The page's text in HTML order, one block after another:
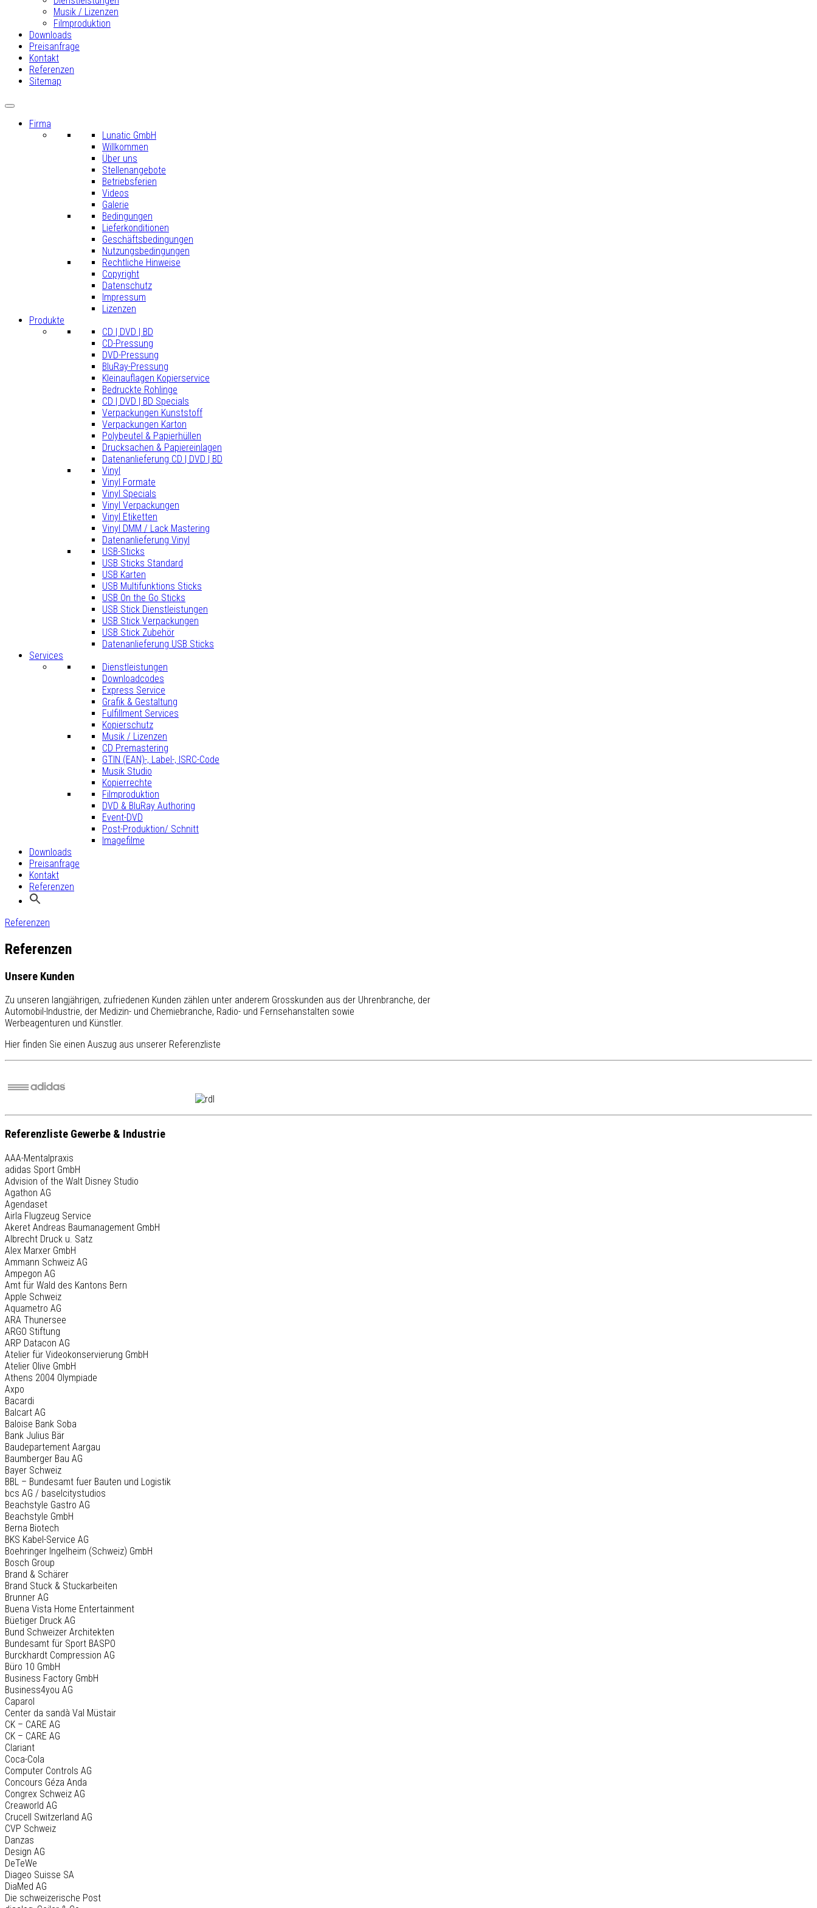
Musik / Lizenzen
Filmproduktion
Downloads
Preisanfrage
Kontakt
Referenzen
Sitemap
Firma
Lunatic GmbH
Willkommen
Über uns
Stellenangebote
Betriebsferien
Videos
Galerie
Bedingungen
Lieferkonditionen
Geschäftsbedingungen
Nutzungsbedingungen
Rechtliche Hinweise
Copyright
Datenschutz
Impressum
Lizenzen
Produkte
CD | DVD | BD
CD-Pressung
DVD-Pressung
BluRay-Pressung
Kleinauflagen Kopierservice
Bedruckte Rohlinge
CD | DVD | BD Specials
Verpackungen Kunststoff
Verpackungen Karton
Polybeutel & Papierhüllen
Drucksachen & Papiereinlagen
Datenanlieferung CD | DVD | BD
Vinyl
Vinyl Formate
Vinyl Specials
Vinyl Verpackungen
Vinyl Etiketten
Vinyl DMM / Lack Mastering
Datenanlieferung Vinyl
USB-Sticks
USB Sticks Standard
USB Karten
USB Multifunktions Sticks
USB On the Go Sticks
USB Stick Dienstleistungen
USB Stick Verpackungen
USB Stick Zubehör
Datenanlieferung USB Sticks
Services
Dienstleistungen
Downloadcodes
Express Service
Grafik & Gestaltung
Fulfillment Services
Kopierschutz
Musik / Lizenzen
CD Premastering
GTIN (EAN)-, Label-, ISRC-Code
Musik Studio
Kopierrechte
Filmproduktion
DVD & BluRay Authoring
Event-DVD
Post-Produktion/ Schnitt
Imagefilme
Downloads
Preisanfrage
Kontakt
Referenzen
Referenzen
Referenzen
Unsere Kunden
Zu unseren langjährigen, zufriedenen Kunden zählen unter anderem Grosskunden aus der Uhrenbranche, der
Automobil-Industrie, der Medizin- und Chemiebranche, Radio- und Fernsehanstalten sowie
Werbeagenturen und Künstler.
Hier finden Sie einen Auszug aus unserer Referenzliste
Referenzliste Gewerbe & Industrie
AAA-Mentalpraxis
adidas Sport GmbH
Advision of the Walt Disney Studio
Agathon AG
Agendaset
Airla Flugzeug Service
Akeret Andreas Baumanagement GmbH
Albrecht Druck u. Satz
Alex Marxer GmbH
Ammann Schweiz AG
Ampegon AG
Amt für Wald des Kantons Bern
Apple Schweiz
Aquametro AG
ARA Thunersee
ARGO Stiftung
ARP Datacon AG
Atelier für Videokonservierung GmbH
Atelier Olive GmbH
Athens 2004 Olympiade
Axpo
Bacardi
Balcart AG
Baloise Bank Soba
Bank Julius Bär
Baudepartement Aargau
Baumberger Bau AG
Bayer Schweiz
BBL – Bundesamt fuer Bauten und Logistik
bcs AG / baselcitystudios
Beachstyle Gastro AG
Beachstyle GmbH
Berna Biotech
BKS Kabel-Service AG
Boehringer Ingelheim (Schweiz) GmbH
Bosch Group
Brand & Schärer
Brand Stuck & Stuckarbeiten
Brunner AG
Buena Vista Home Entertainment
Büetiger Druck AG
Bund Schweizer Architekten
Bundesamt für Sport BASPO
Burckhardt Compression AG
Büro 10 GmbH
Business Factory GmbH
Business4you AG
Caparol
Center da sandà Val Müstair
CK – CARE AG
CK – CARE AG
Clariant
Coca-Cola
Computer Controls AG
Concours Géza Anda
Congrex Schweiz AG
Creaworld AG
Crucell Switzerland AG
CVP Schweiz
Danzas
Design AG
DeTeWe
Diageo Suisse SA
DiaMed AG
Die schweizerische Post